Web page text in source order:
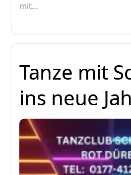
mit…
Tanze mit
ins neue